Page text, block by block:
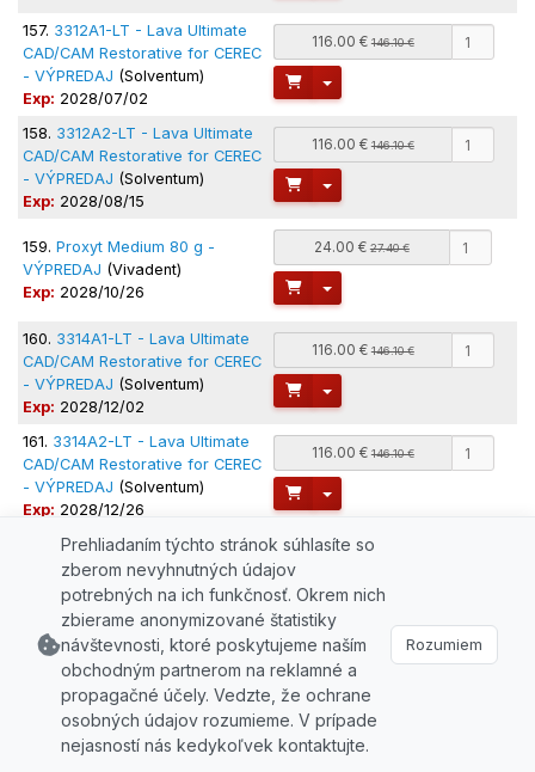
157. 3312A1-LT - Lava Ultimate
CAD/CAM Restorative for CEREC
- VÝPREDAJ (Solventum)
Exp: 2028/07/02
116.00 €146.10 €
Toggle Dropdown
158. 3312A2-LT - Lava Ultimate
CAD/CAM Restorative for CEREC
- VÝPREDAJ (Solventum)
Exp: 2028/08/15
116.00 €146.10 €
Toggle Dropdown
159. Proxyt Medium 80 g -
VÝPREDAJ (Vivadent)
Exp: 2028/10/26
24.00 €27.40 €
Toggle Dropdown
160. 3314A1-LT - Lava Ultimate
CAD/CAM Restorative for CEREC
- VÝPREDAJ (Solventum)
Exp: 2028/12/02
116.00 €146.10 €
Toggle Dropdown
161. 3314A2-LT - Lava Ultimate
CAD/CAM Restorative for CEREC
- VÝPREDAJ (Solventum)
Exp: 2028/12/26
116.00 €146.10 €
Toggle Dropdown
3314A3-LT - Lava Ultimate
CAD/CAM Restorative for CEREC
- VÝPREDAJ(Solventum)
2029/01/09
116.00 €
Toggle Dropdown
163.3314A3-HT - Lava Ultimate
CAD/CAM Restorative for CEREC
- VÝPREDAJ(Solventum)
2029/01/13
146.10 €
Toggle Dropdown
SafeTouch Advanced
8.90 €
Prehliadaním týchto stránok súhlasíte so
zberom nevyhnutných údajov
potrebných na ich funkčnosť. Okrem nich
zbierame anonymizované štatistiky
návštevnosti, ktoré poskytujeme naším
obchodným partnerom na reklamné a
propagačné účely. Vedzte, že ochrane
osobných údajov rozumieme. V prípade
nejasností nás kedykoľvek kontaktujte.
Rozumiem